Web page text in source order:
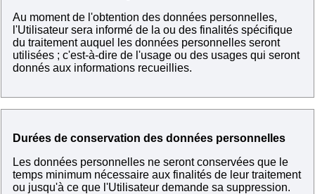
Au moment de l'obtention des données personnelles,
l'Utilisateur sera informé de la ou des finalités spécifique
du traitement auquel les données personnelles seront
utilisées ; c'est-à-dire de l'usage ou des usages qui seront
donnés aux informations recueillies.
Durées de conservation des données personnelles
Les données personnelles ne seront conservées que le
temps minimum nécessaire aux finalités de leur traitement
ou jusqu'à ce que l'Utilisateur demande sa suppression.